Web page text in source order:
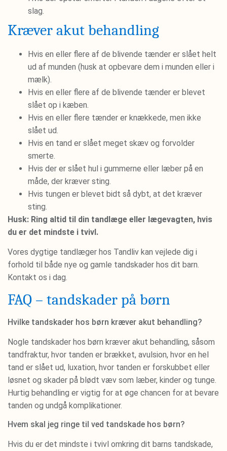
slag.
Kræver akut behandling
Hvis en eller flere af de blivende tænder er slået helt
ud af munden (husk at opbevare dem i munden eller i
mælk).
Hvis en eller flere af de blivende tænder er blevet
slået op i kæben.
Hvis en eller flere tænder er knækkede, men ikke
slået ud.
Hvis en tand er slået meget skæv og forvolder
smerte.
Hvis der er slået hul i gummerne eller læber på en
måde, der kræver sting.
Hvis tungen er blevet bidt så dybt, at det kræver
sting.
Husk: Ring altid til din tandlæge eller lægevagten, hvis
du er det mindste i tvivl.
Vores dygtige tandlæger hos Tandliv kan vejlede dig i
forhold til både nye og gamle tandskader hos dit barn.
Kontakt os i dag.
FAQ – tandskader på børn
Hvilke tandskader hos børn kræver akut behandling?
Nogle tandskader hos børn kræver akut behandling, såsom
tandfraktur, hvor tanden er brækket, avulsion, hvor en hel
tand er slået ud, luxation, hvor tanden er forskubbet eller
løsnet og skader på blødt væv som læber, kinder og tunge.
Hurtig behandling er vigtig for at øge chancen for at bevare
tanden og undgå komplikationer.
Hvem skal jeg ringe til ved tandskade hos børn?
Hvis du er det mindste i tvivl omkring dit barns tandskade,